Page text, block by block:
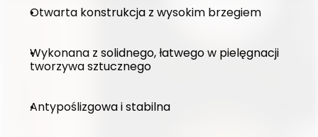
Otwarta konstrukcja z wysokim brzegiem
Wykonana z solidnego, łatwego w pielęgnacji
tworzywa sztucznego
Antypoślizgowa i stabilna